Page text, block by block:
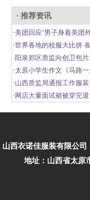
· 推荐资讯
·美团回应“男子身着美团
·世界各地的校服大比拼
·阳泉郊区质监向创卫包
·太原小学生作文《马路
·山西质监局通报工作服
·网店大量面试裙被穿完
山西衣诺佳服装有限公司
地址：山西省太原